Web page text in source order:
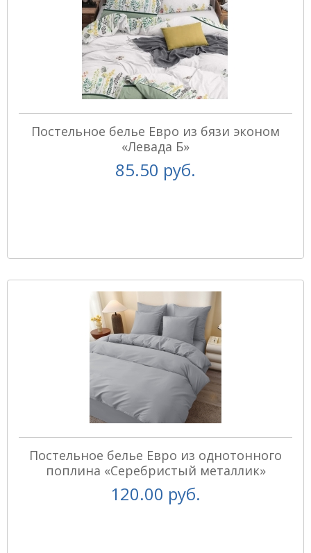
Постельное белье Евро из бязи эконом
«Левада Б»
85.50 руб.
Постельное белье Евро из однотонного
поплина «Серебристый металлик»
120.00 руб.